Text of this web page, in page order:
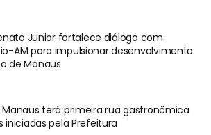
Junior fortalece diálogo com
AM para impulsionar desenvolvimento
de Manaus
terá primeira rua gastronômica
iniciadas pela Prefeitura